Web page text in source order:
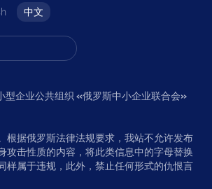
中文
企业公共组织 «俄罗斯中小企业联合会»
根据俄罗斯法律法规要求，我站不允许发布
攻击性质的内容，将此类信息中的字母替换
样属于违规，此外，禁止任何形式的仇恨言